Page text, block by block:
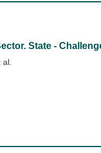
State -
al.